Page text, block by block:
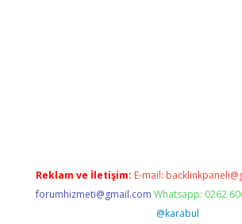
Reklam ve İletişim: E-mail:
forumhizmeti@gmail.com Whatsapp: 0262
@karabul